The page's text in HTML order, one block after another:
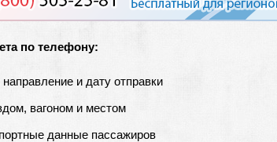
по телефону:
и дату отправки
вагоном и местом
данные пассажиров